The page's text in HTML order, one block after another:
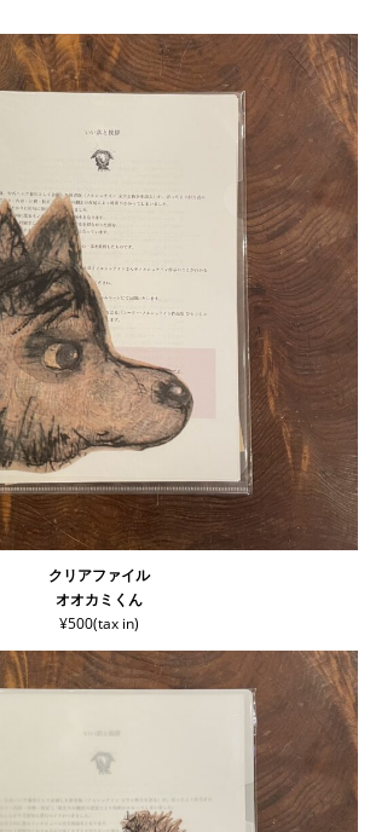
クリアファイル
オオカミくん
¥500(tax in)